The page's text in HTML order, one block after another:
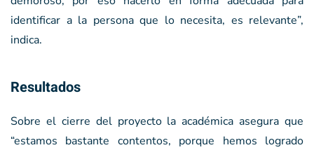
identificar a la persona que lo necesita, es relevante”,
indica.
Resultados
Sobre el cierre del proyecto la académica asegura que
“estamos bastante contentos, porque hemos logrado